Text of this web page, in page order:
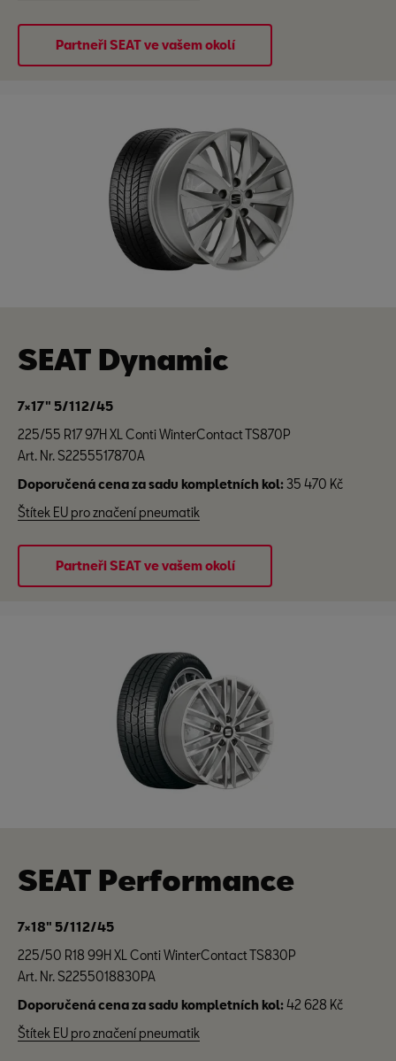
Partneři SEAT ve vašem okolí
SEAT Dynamic
7×17" 5/112/45
225/55 R17 97H XL Conti WinterContact TS870P
Art. Nr. S2255517870A
Doporučená cena za sadu kompletních kol:35 470 Kč
Štítek EU pro značení pneumatik
Partneři SEAT ve vašem okolí
SEAT Performance
7×18" 5/112/45
225/50 R18 99H XL Conti WinterContact TS830P
Art. Nr. S2255018830PA
Doporučená cena za sadu kompletních kol:42 628 Kč
Štítek EU pro značení pneumatik